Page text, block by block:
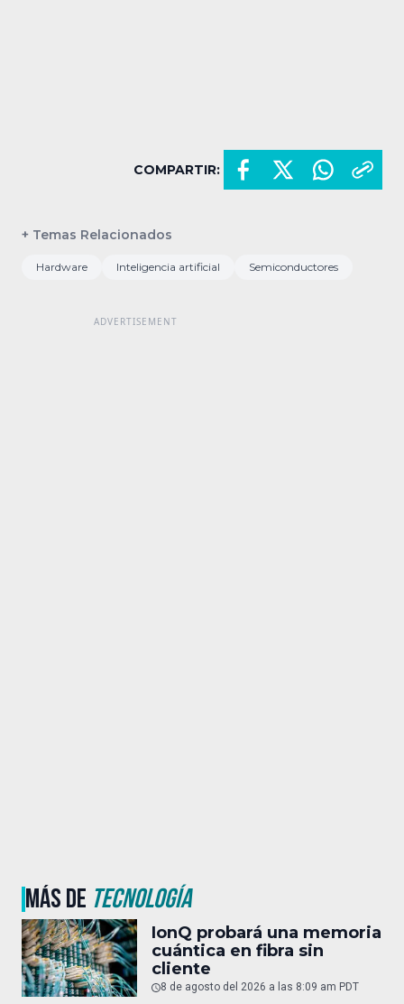
COMPARTIR:
+ Temas Relacionados
Hardware Inteligencia artificial Semiconductores
MÁS DE TECNOLOGÍA
IonQ probará una memoria
cuántica en fibra sin
cliente
8 de agosto del 2026 a las 8:09 am PDT